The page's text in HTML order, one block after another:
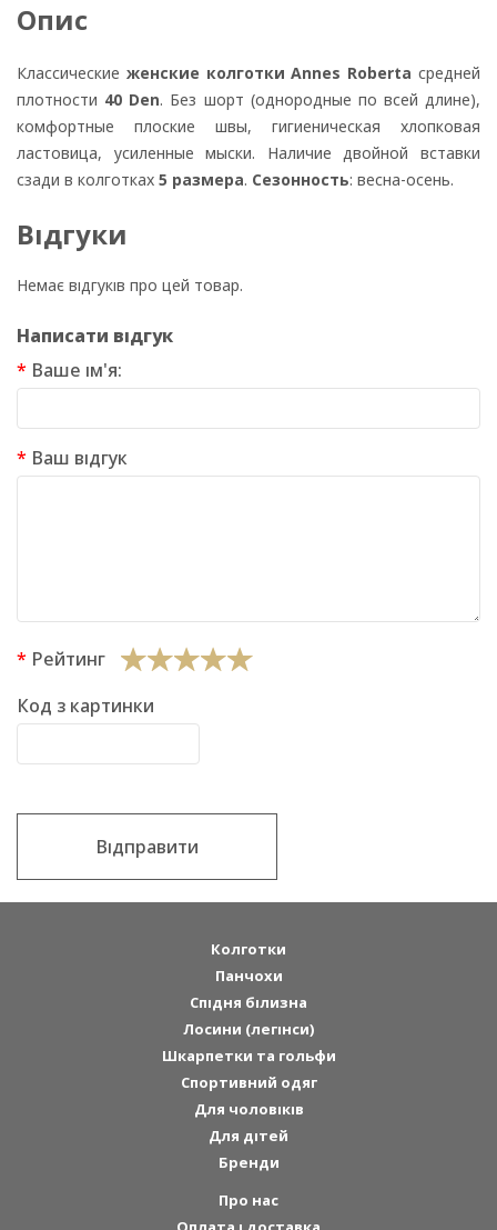
Опис
Классические женские колготки Annes Roberta средней
плотности 40 Den. Без шорт (однородные по всей длине),
комфортные плоские швы, гигиеническая хлопковая
ластовица, усиленные мыски. Наличие двойной вставки
сзади в колготках 5 размера. Сезонность: весна-осень.
Відгуки
Немає відгуків про цей товар.
Написати відгук
Ваше ім'я:
Ваш відгук
Рейтинг
Код з картинки
Відправити
Колготки
Панчохи
Спідня білизна
Лосини (легінси)
Шкарпетки та гольфи
Спортивний одяг
Для чоловіків
Для дітей
Бренди
Про нас